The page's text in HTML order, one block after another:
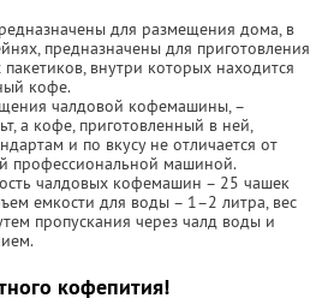
для размещения дома, в
предназначены для приготовления
внутри которых находится
кофе.
чалдовой кофемашины, –
а кофе, приготовленный в ней,
и по вкусу не отличается от
профессиональной машиной.
чалдовых кофемашин – 25 чашек
емкости для воды – 1–2 литра, вес
пропускания через чалд воды и
кофепития!